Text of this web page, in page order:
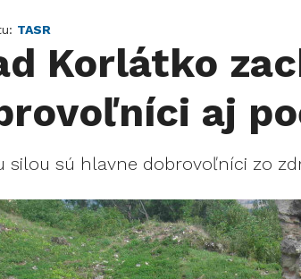
TASR
Korlátko
aj
silou sú hlavne dobrovoľníci zo